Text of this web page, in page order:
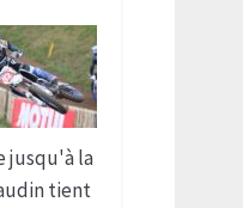
jusqu'à la
tient